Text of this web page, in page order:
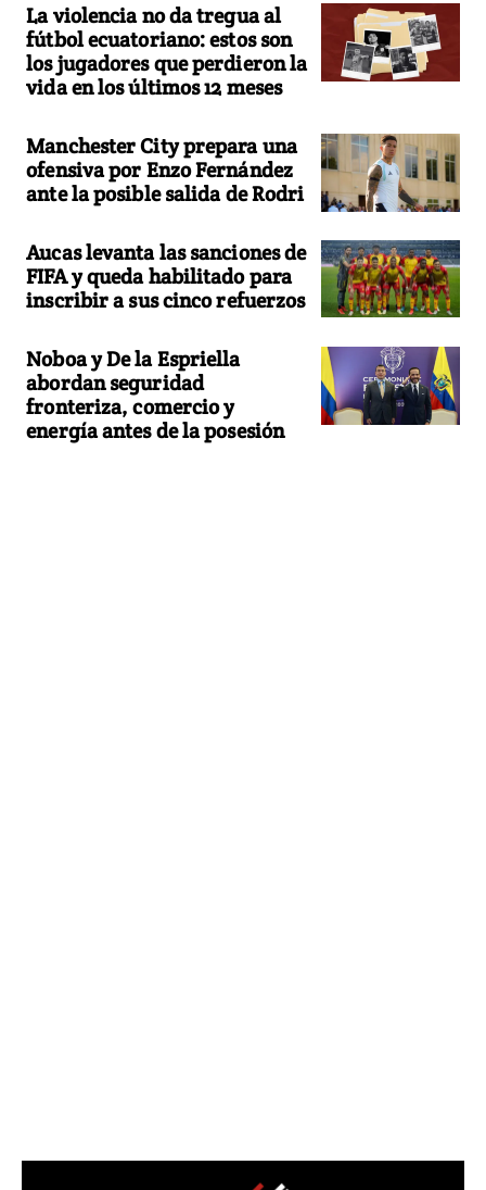
La violencia no da tregua al
fútbol ecuatoriano: estos son
los jugadores que perdieron la
vida en los últimos 12 meses
Manchester City prepara una
ofensiva por Enzo Fernández
ante la posible salida de Rodri
Aucas levanta las sanciones de
FIFA y queda habilitado para
inscribir a sus cinco refuerzos
Noboa y De la Espriella
abordan seguridad
fronteriza, comercio y
energía antes de la posesión